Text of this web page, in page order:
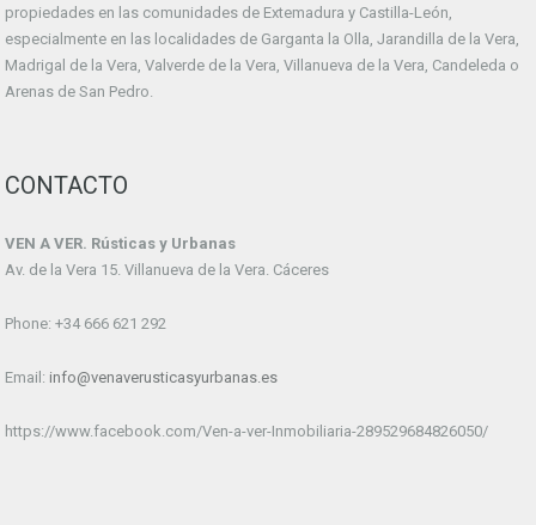
propiedades en las comunidades de Extemadura y Castilla-León,
especialmente en las localidades de Garganta la Olla, Jarandilla de la Vera,
Madrigal de la Vera, Valverde de la Vera, Villanueva de la Vera, Candeleda o
Arenas de San Pedro.
CONTACTO
VEN A VER. Rústicas y Urbanas
Av. de la Vera 15. Villanueva de la Vera. Cáceres
Phone: +34 666 621 292
Email: info@venaverusticasyurbanas.es
https://www.facebook.com/Ven-a-ver-Inmobiliaria-289529684826050/